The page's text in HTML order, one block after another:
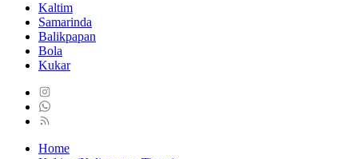
Kaltim
Samarinda
Balikpapan
Bola
Kukar
Home